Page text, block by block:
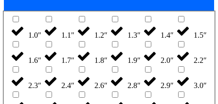
1.0" 1.1" 1.2″ 1.3″ 1.4″ 1.5″
1.6″ 1.7″ 1.8″ 1.9″ 2.0″ 2.2″
2.3″ 2.4″ 2.6″ 2.8″ 2.9″ 3.0″